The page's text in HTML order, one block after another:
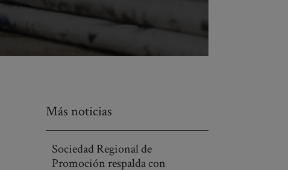
Más noticias
Sociedad Regional de
Promoción respalda con